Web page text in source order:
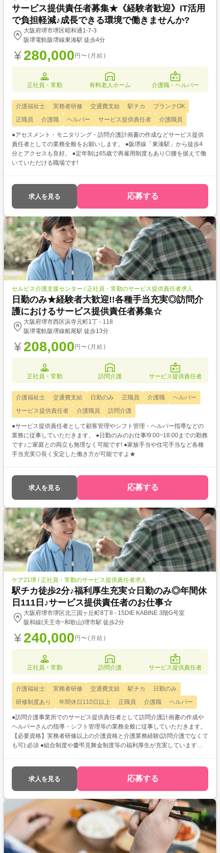
サービス提供責任者募集★《経験者歓迎》IT活用
で負担軽減♪成長できる環境で働きませんか?
大阪府堺市堺区昭和通1-7-3
阪堺電軌阪堺線東湊駅 徒歩4分
280,000 円〜(月給)
正社員・常勤 有料老人ホーム 介護職・ヘルパー
介護福祉士 実務者研修 交通費支給 駅チカ
ブランクOK
正職員
介護職 ヘルパー サービス提供責任者 介護職員
●アセスメント・モニタリング・訪問介護計画書の作成などサービス提供
責任者としての業務全般をお願いします。 ●阪堺線「東湊駅」から徒歩4
分とアクセスも良好。 ●定年制は65歳で再雇用制度もあり◎腰を据えて働
いていただける職場です!
求人を見る 応募する
セルビス介護支援センター / 正社員・常勤のサービス提供責任者求人
日勤のみ★経験者大歓迎!!各種手当充実◎訪問介
護におけるサービス提供責任者募集☆
大阪府堺市西区浜寺元町1丁 - 118
阪堺電軌阪堺線船尾駅 徒歩13分
208,000 円〜(月給)
正社員・常勤 訪問介護 サービス提供責任者
介護福祉士 交通費支給 日勤のみ 正職員 介護職
ヘルパー
サービス提供責任者
介護職員 訪問介護
●サービス提供責任者として顧客管理やシフト管理・ヘルパー指導などの
業務に従事していただきます。 ●日勤のみのお仕事!9:00~18:00までの勤務
です♪ご家庭との両立も無理なく可能です! ●家族手当や住宅手当など各種
手当充実◎長く安定した働き方が可能ですよ★
求人を見る 応募する
ケア21堺 / 正社員・常勤のサービス提供責任者求人
駅チカ徒歩2分♪福利厚生充実☆日勤のみ◎年間休
日111日♪サービス提供責任者のお仕事☆
大阪府堺市堺区北三国ヶ丘町8丁8 - 15DIE KABINE 3階G号室
阪和線(天王寺~和歌山)堺市駅 徒歩2分
240,000 円〜(月給)
正社員・常勤 訪問介護 サービス提供責任者
介護福祉士 実務者研修 交通費支給 駅チカ
日勤のみ
研修制度あり
年間休日110日以上 正職員 介護職 ヘルパー
●訪問介護事業所でのサービス提供責任者として訪問介護計画書の作成や
ヘルパーさんの指導・シフト管理等の業務全般に従事していただきます。
【必要資格】実務者研修以上の介護資格と介護業務経験(訪問介護でなくて
も可):必須 ●組合制度や慶弔見舞金制度等の福利厚生が充実していますの
求人を見る 応募する